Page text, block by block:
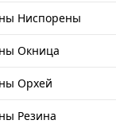
Ниспорены
Окница
Орхей
Резина